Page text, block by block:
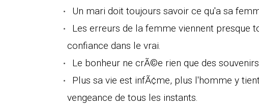
Un mari doit toujours savoir ce qu'a sa
Les erreurs de la femme viennent presque
confiance dans le vrai.
Le bonheur ne crÃ©e rien que des
Plus sa vie est infÃ¢me, plus l'homme y
vengeance de tous les instants.